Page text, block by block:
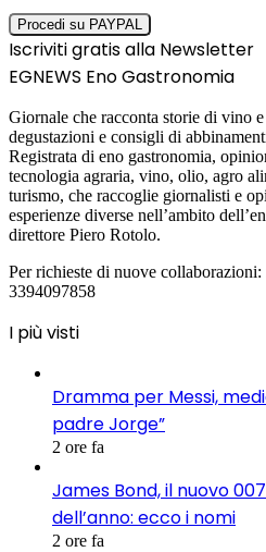
Iscriviti gratis alla Newsletter
EGNEWS Eno Gastronomia
Giornale che racconta storie di vino
degustazioni e consigli di
Registrata di eno gastronomia,
tecnologia agraria, vino, olio, agro
turismo, che raccoglie giornalisti e
esperienze diverse nell’ambito
direttore Piero Rotolo.
Per richieste di nuove
3394097858
I più visti
Dramma per Messi,
padre Jorge”
2 ore fa
James Bond, il nuovo
dell’anno: ecco i nomi
2 ore fa